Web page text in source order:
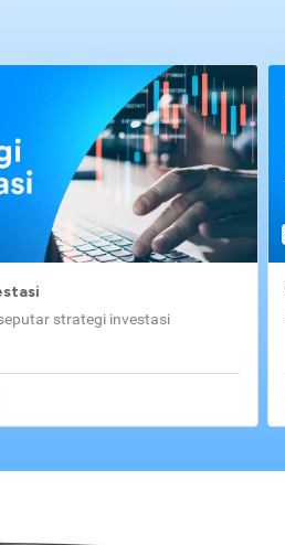
strategi investasi